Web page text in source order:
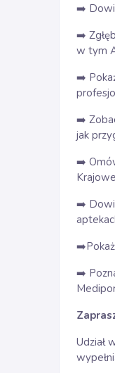
➡️
➡️
w tym
➡️
➡️
jak
➡️
➡️
➡️
Udział